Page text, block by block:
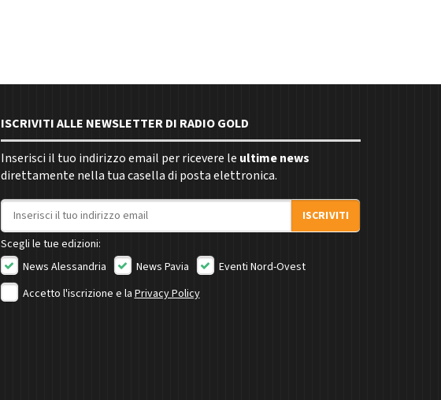
ISCRIVITI ALLE NEWSLETTER DI RADIO GOLD
Inserisci il tuo indirizzo email per ricevere le ultime news
direttamente nella tua casella di posta elettronica.
Indirizzo email
ISCRIVITI
Scegli le tue edizioni:
News Alessandria
News Pavia
Eventi Nord-Ovest
Accetto l'iscrizione e la Privacy Policy